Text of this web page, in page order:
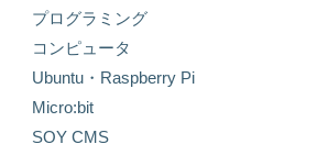
プログラミング
コンピュータ
Ubuntu・Raspberry Pi
Micro:bit
SOY CMS